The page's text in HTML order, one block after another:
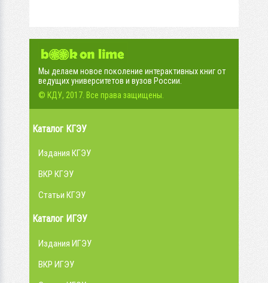
Мы делаем новое поколение интерактивных книг от
ведущих университетов и вузов России.
© КДУ, 2017. Все права защищены.
Каталог КГЭУ
Издания КГЭУ
ВКР КГЭУ
Статьи КГЭУ
Каталог ИГЭУ
Издания ИГЭУ
ВКР ИГЭУ